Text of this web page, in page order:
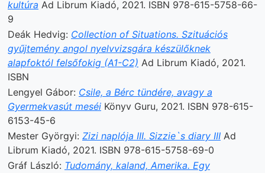
kultúra Ad Librum Kiadó, 2021. ISBN 978-615-5758-66-
9
Deák Hedvig: Collection of Situations. Szituációs
gyűjtemény angol nyelvvizsgára készülőknek
alapfoktól felsőfokig (A1-C2) Ad Librum Kiadó, 2021.
ISBN
Lengyel Gábor: Csile, a Bérc tündére, avagy a
Gyermekvasút meséi Könyv Guru, 2021. ISBN 978-615-
6153-45-6
Mester Györgyi: Zizi naplója III. Sizzie`s diary III Ad
Librum Kiadó, 2021. ISBN 978-615-5758-69-0
Gráf László: Tudomány, kaland, Amerika. Egy